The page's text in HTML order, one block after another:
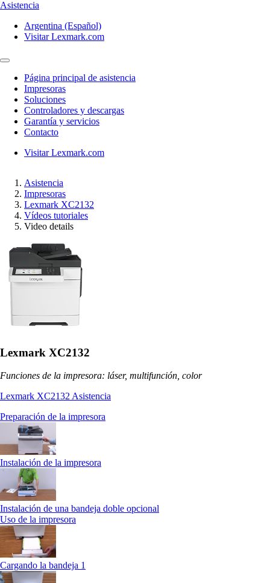
Asistencia
Argentina (Español)
Visitar Lexmark.com
Página principal de asistencia
Impresoras
Soluciones
Controladores y descargas
Garantía y servicios
Contacto
Visitar Lexmark.com
Asistencia
Impresoras
Lexmark XC2132
Vídeos tutoriales
Video details
Lexmark XC2132
Funciones de la impresora: láser, multifunción, color
Lexmark XC2132 Asistencia
Preparación de la impresora
Instalación de la impresora
Instalación de una bandeja doble opcional
Uso de la impresora
Cargando la bandeja 1